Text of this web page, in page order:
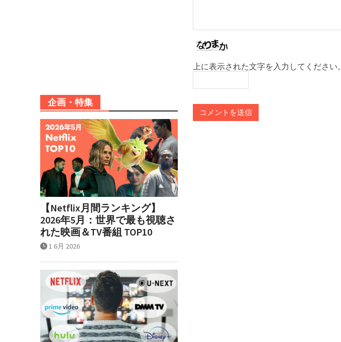
上に表示された文字を入力してください。
企画・特集
【Netflix月間ランキング】
2026年5月：世界で最も視聴さ
れた映画＆TV番組 TOP10
1 6月 2026